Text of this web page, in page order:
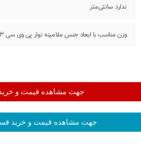
ندارد سانتی‌متر
وزن مناسب با ابعاد جنس ملامینه نوار پی وی سی 3 درب 45ردجه بازشو
جهت مشاهده قیمت و خرید
جهت مشاهده قیمت و خرید